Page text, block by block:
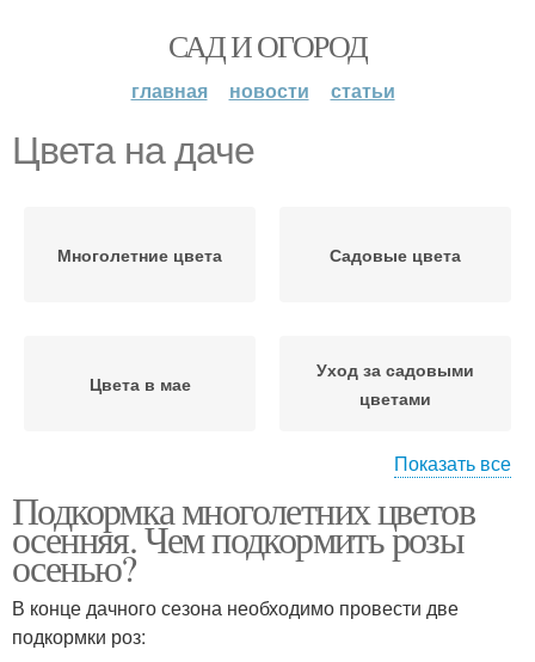
САД И ОГОРОД
главная новости статьи
Цвета на даче
Многолетние цвета Садовые цвета
Цвета в мае
Уход за садовыми
цветами
Цветы в мае Цвета в апреле
Комнатные цвета
Показать все
Подкормка многолетних цветов
осенняя. Чем подкормить розы
осенью?
В конце дачного сезона необходимо провести две
подкормки роз: